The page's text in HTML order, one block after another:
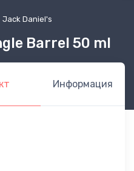
Jack Daniel's
Barrel 50 ml
Информация